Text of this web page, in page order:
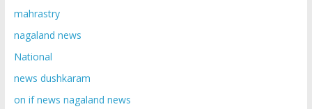
mahrastry
nagaland news
National
news dushkaram
on if news nagaland news